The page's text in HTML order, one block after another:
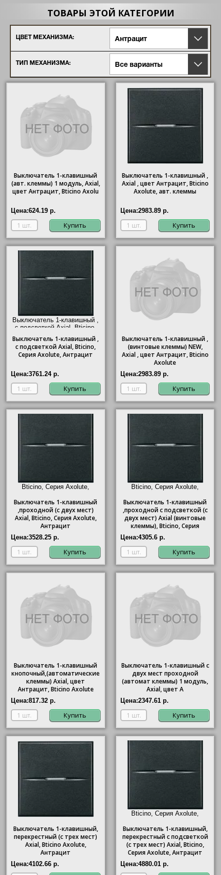
ТОВАРЫ ЭТОЙ КАТЕГОРИИ
ЦВЕТ МЕХАНИЗМА: Антрацит
ТИП МЕХАНИЗМА: Все варианты
Выключатель 1-клавишный
(авт. клеммы) 1 модуль, Axial,
цвет Антрацит, Bticino Axolu
Цена:624.19 р.
Купить
Выключатель 1-клавишный ,
Axial , цвет Антрацит, Bticino
Axolute, авт. клеммы
Цена:2983.89 р.
Купить
Выключатель 1-клавишный ,
с подсветкой Axial, Bticino
Серия Axolute, Антрацит"/>
Выключатель 1-клавишный ,
с подсветкой Axial,Bticino,
Серия Axolute, Антрацит
Цена:3761.24 р.
Купить
Выключатель 1-клавишный ,
(винтовые клеммы) NEW,
Axial , цвет Антрацит, Bticino
Axolute
Цена:2983.89 р.
Купить
Bticino, Серия Axolute,
Выключатель 1-клавишный
,проходной (с двух мест)
Axial,Bticino, Серия Axolute,
Антрацит
Цена:3528.25 р.
Купить
Bticino, Серия Axolute,
Выключатель 1-клавишный
,проходной с подсветкой (с
двух мест) Axial (винтовые
клеммы),Bticino, Серия
Axolute, Антрацит
Цена:4305.6 р.
Купить
Выключатель 1-клавишный
кнопочный,(автоматические
клеммы) Axial, цвет
Антрацит, Bticino Axolute
Цена:817.32 р.
Купить
Выключатель 1-клавишный с
двух мест проходной
(автомат клеммы) 1 модуль,
Axial, цвет А
Цена:2347.61 р.
Купить
Выключатель 1-клавишный,
перекрестный (с трех мест)
Axial, Bticino Axolute,
Антрацит
Цена:4102.66 р.
Bticino, Серия Axolute,
Выключатель 1-клавишный,
перекрестный с подсветкой
(с трех мест) Axial,Bticino,
Серия Axolute, Антрацит
Цена:4880.01 р.